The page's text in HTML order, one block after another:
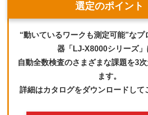
選定のポイント
“動いているワークも測定可能”なプ
器「LJ-X8000シリーズ」
自動全数検査のさまざまな課題を3
ます。
詳細はカタログをダウンロードして